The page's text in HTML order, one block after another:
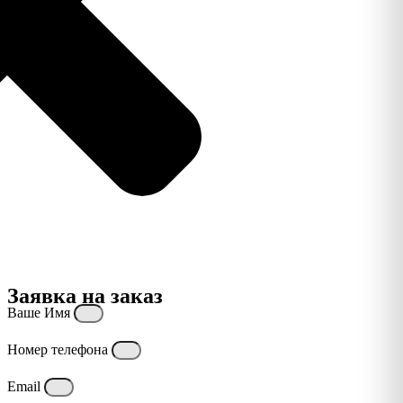
Заявка на заказ
Ваше Имя
Номер телефона
Email